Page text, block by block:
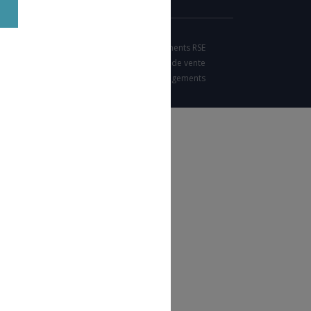
Nos engagements RSE
Condition générales de vente
Charte d'engagements